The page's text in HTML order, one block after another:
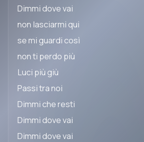
Dimmi dove vai
non lasciarmi qui
se mi guardi così
non ti perdo più
Luci più giù
Passi tra noi
Dimmi che resti
Dimmi dove vai
Dimmi dove vai